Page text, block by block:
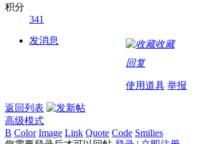
积分
341
发消息
收藏
回复
使用道具 举报
返回列表
高级模式
B Color Image Link Quote Code Smilies